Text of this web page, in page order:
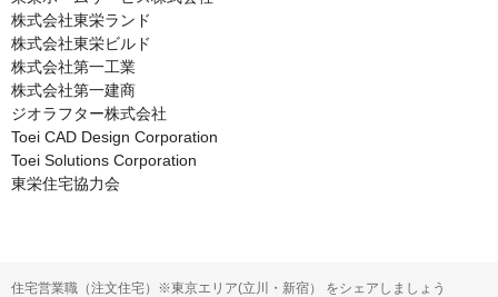
株式会社東栄ランド
株式会社東栄ビルド
株式会社第一工業
株式会社第一建商
ジオラフター株式会社
Toei CAD Design Corporation
Toei Solutions Corporation
東栄住宅協力会
住宅営業職（注文住宅）※東京エリア(立川・新宿） をシェアしましょう